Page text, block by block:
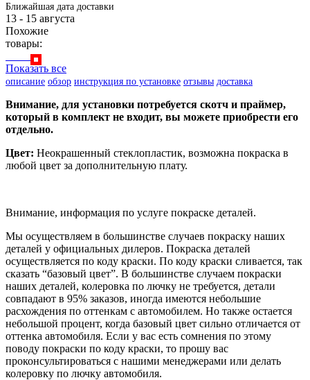
Ближайшая дата доставки
13 - 15 августа
Похожие
товары:
Показать все
описание обзор инструкция по установке отзывы доставка
Внимание, для установки потребуется скотч и праймер,
который в комплект не входит, вы можете приобрести его
отдельно.
Цвет: Неокрашенный стеклопластик, возможна покраска в
любой цвет за дополнительную плату.
Внимание, информация по услуге покраске деталей.
Мы осуществляем в большинстве случаев покраску наших
деталей у официальных дилеров. Покраска деталей
осуществляется по коду краски. По коду краски сливается, так
сказать “базовый цвет”. В большинстве случаем покраски
наших деталей, колеровка по лючку не требуется, детали
совпадают в 95% заказов, иногда имеются небольшие
расхождения по оттенкам с автомобилем. Но также остается
небольшой процент, когда базовый цвет сильно отличается от
оттенка автомобиля. Если у вас есть сомнения по этому
поводу покраски по коду краски, то прошу вас
проконсультироваться с нашими менеджерами или делать
колеровку по лючку автомобиля.